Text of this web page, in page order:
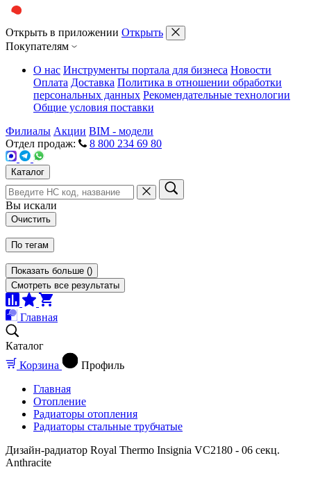
Открыть в приложении Открыть
Покупателям
О нас Инструменты портала для бизнеса Новости
Оплата Доставка Политика в отношении обработки
персональных данных Рекомендательные технологии
Общие условия поставки
Филиалы Акции BIM - модели
Отдел продаж:
8 800 234 69 80
Каталог
Вы искали
Очистить
По тегам
Показать больше ()
Смотреть все результаты
Главная
Каталог
Корзина
Профиль
Главная
Отопление
Радиаторы отопления
Радиаторы стальные трубчатые
Дизайн-радиатор Royal Thermo Insignia VC2180 - 06 секц.
Anthracite